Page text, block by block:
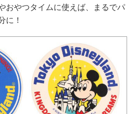
おやつタイムに使えば、まるでパ
に！